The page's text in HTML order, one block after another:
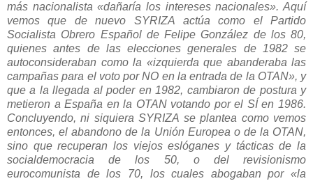
más nacionalista «dañaría los intereses nacionales». Aquí
vemos que de nuevo SYRIZA actúa como el Partido
Socialista Obrero Español de Felipe González de los 80,
quienes antes de las elecciones generales de 1982 se
autoconsideraban como la «izquierda que abanderaba las
campañas para el voto por NO en la entrada de la OTAN», y
que a la llegada al poder en 1982, cambiaron de postura y
metieron a España en la OTAN votando por el SÍ en 1986.
Concluyendo, ni siquiera SYRIZA se plantea como vemos
entonces, el abandono de la Unión Europea o de la OTAN,
sino que recuperan los viejos eslóganes y tácticas de la
socialdemocracia de los 50, o del revisionismo
eurocomunista de los 70, los cuales abogaban por «la